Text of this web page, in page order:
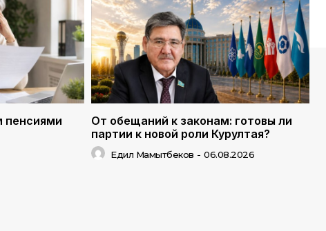
пенсиями
От обещаний к законам: готовы ли
партии к новой роли Курултая?
Едил Мамытбеков - 06.08.2026